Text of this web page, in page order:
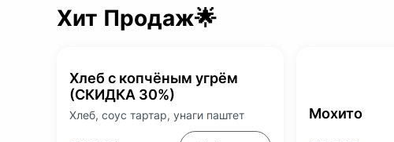
Хит Продаж🌟
Хлеб с копчёным угрём
(СКИДКА 30%)
Хлеб, соус тартар, унаги паштет Мохито